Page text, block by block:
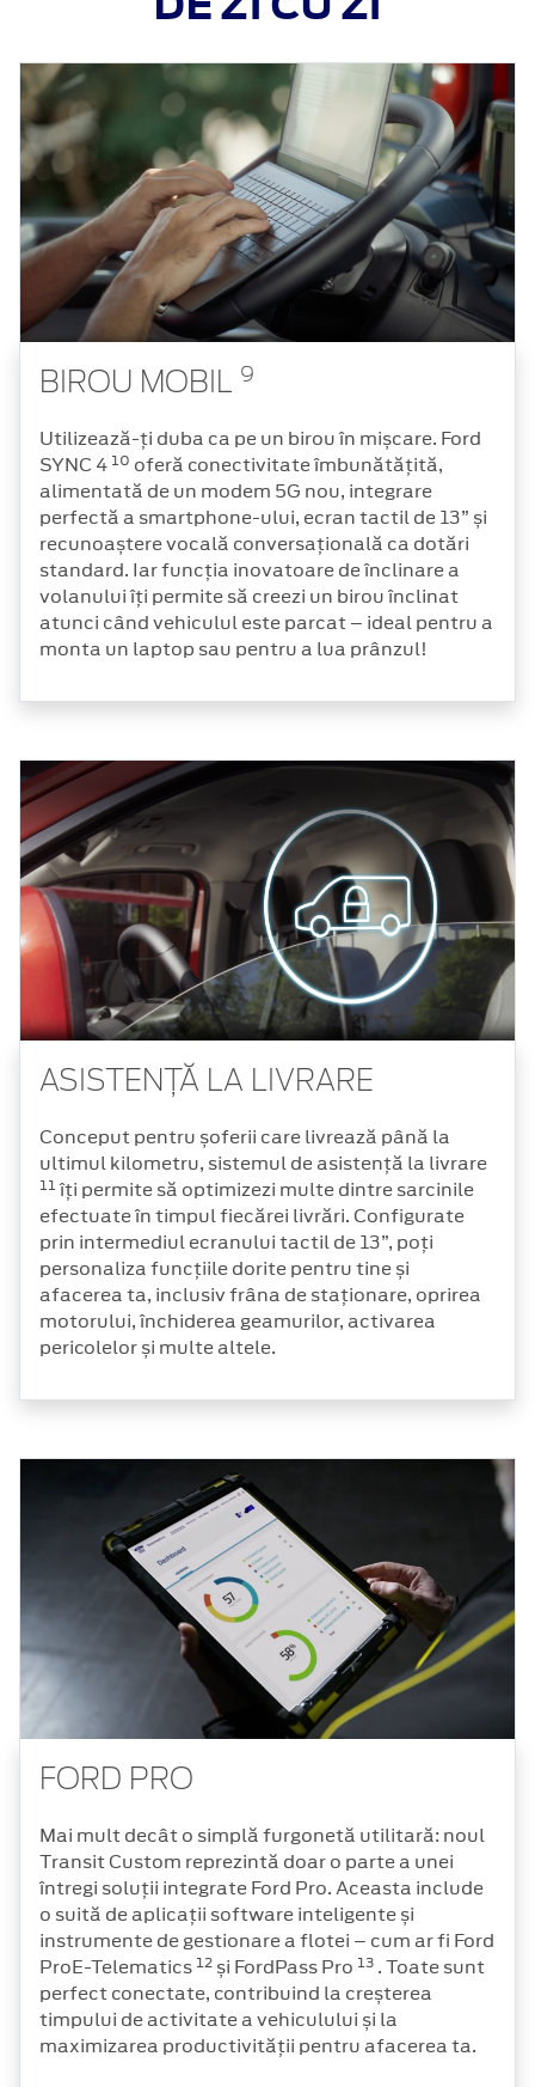
BIROU MOBIL 9
Utilizează-ți duba ca pe un birou în mișcare. Ford
SYNC 4 10 oferă conectivitate îmbunătățită,
alimentată de un modem 5G nou, integrare
perfectă a smartphone-ului, ecran tactil de 13” și
recunoaștere vocală conversațională ca dotări
standard. Iar funcția inovatoare de înclinare a
volanului îți permite să creezi un birou înclinat
atunci când vehiculul este parcat – ideal pentru a
monta un laptop sau pentru a lua prânzul!
ASISTENȚĂ LA LIVRARE
Conceput pentru șoferii care livrează până la
ultimul kilometru, sistemul de asistență la livrare
11 îți permite să optimizezi multe dintre sarcinile
efectuate în timpul fiecărei livrări. Configurate
prin intermediul ecranului tactil de 13”, poți
personaliza funcțiile dorite pentru tine și
afacerea ta, inclusiv frâna de staționare, oprirea
motorului, închiderea geamurilor, activarea
pericolelor și multe altele.
FORD PRO
Mai mult decât o simplă furgonetă utilitară: noul
Transit Custom reprezintă doar o parte a unei
întregi soluții integrate Ford Pro. Aceasta include
o suită de aplicații software inteligente și
instrumente de gestionare a flotei – cum ar fi Ford
ProE-Telematics 12 și FordPass Pro 13 . Toate sunt
perfect conectate, contribuind la creșterea
timpului de activitate a vehiculului și la
maximizarea productivității pentru afacerea ta.